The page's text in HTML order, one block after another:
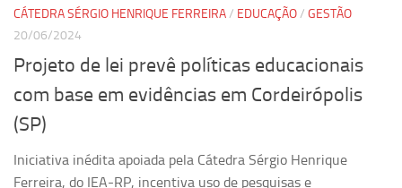
CÁTEDRA SÉRGIO HENRIQUE FERREIRA/ EDUCAÇÃO/ GESTÃO
20/06/2024
Projeto de lei prevê políticas educacionais
com base em evidências em Cordeirópolis
(SP)
Iniciativa inédita apoiada pela Cátedra Sérgio Henrique
Ferreira, do IEA-RP, incentiva uso de pesquisas e